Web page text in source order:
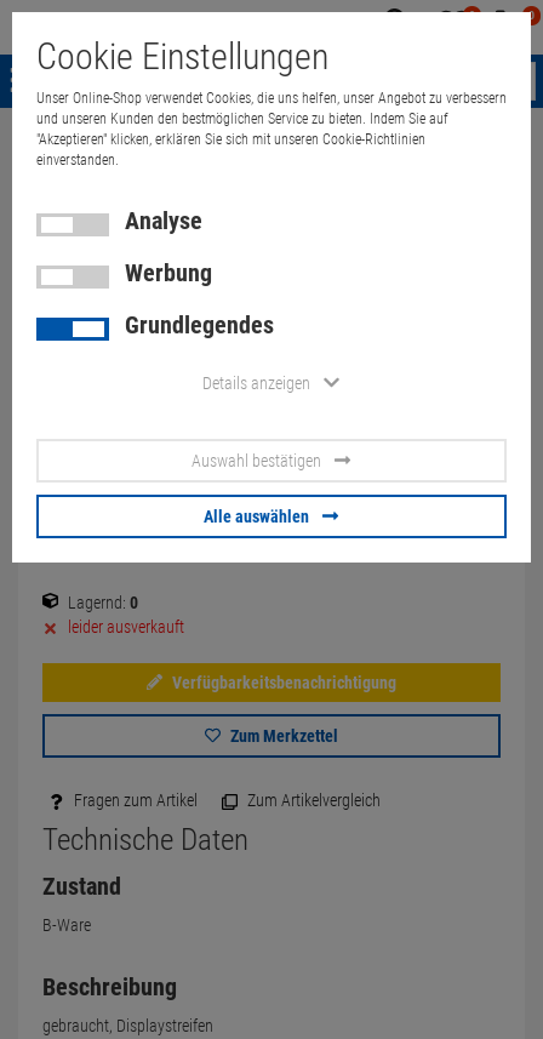
0 0
Menü
Weiter einkaufen
Dell Latitude 5400 i5 512GB
NVMe französisch (Akku 30%)
Displaystreifen
113,00 €
Lagernd: 0
leider ausverkauft
Verfügbarkeitsbenachrichtigung
Zum Merkzettel
Fragen zum Artikel Zum Artikelvergleich
Technische Daten
Zustand
B-Ware
Beschreibung
gebraucht, Displaystreifen
Cookie Einstellungen
Unser Online-Shop verwendet Cookies, die uns helfen, unser Angebot zu verbessern
und unseren Kunden den bestmöglichen Service zu bieten. Indem Sie auf
"Akzeptieren" klicken, erklären Sie sich mit unseren Cookie-Richtlinien
einverstanden.
Analyse
Werbung
Grundlegendes
Details anzeigen
Auswahl bestätigen
Alle auswählen